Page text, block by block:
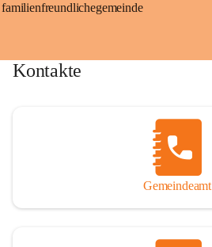
familienfreundlichegemeinde
Kontakte
Gemeindeamt